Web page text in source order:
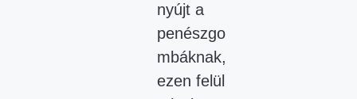
nyújt a
penészgo
mbáknak,
ezen felül